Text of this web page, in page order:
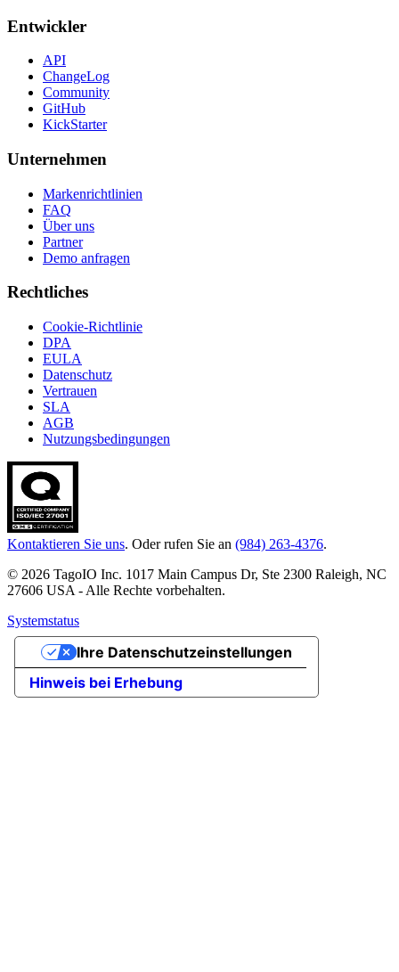
Entwickler
API
ChangeLog
Community
GitHub
KickStarter
Unternehmen
Markenrichtlinien
FAQ
Über uns
Partner
Demo anfragen
Rechtliches
Cookie-Richtlinie
DPA
EULA
Datenschutz
Vertrauen
SLA
AGB
Nutzungsbedingungen
Kontaktieren Sie uns. Oder rufen Sie an (984) 263-4376.
© 2026 TagoIO Inc. 1017 Main Campus Dr, Ste 2300 Raleigh, NC
27606 USA - Alle Rechte vorbehalten.
Systemstatus
Hinweis bei Erhebung
Ihre Datenschutzeinstellungen